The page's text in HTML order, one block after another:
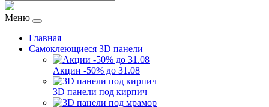
Меню
Главная
Самоклеющиеся 3D панели
Акции -50% до 31.08
3D панели под кирпич